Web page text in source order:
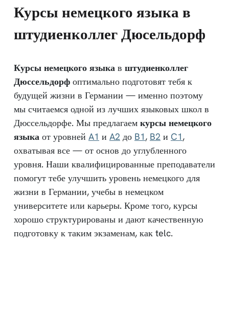
Курсы немецкого языка в
штудиенколлег Дюсельдорф
Курсы немецкого языка в штудиенколлег
Дюссельдорф оптимально подготовят тебя к
будущей жизни в Германии — именно поэтому
мы считаемся одной из лучших языковых школ в
Дюссельдорфе. Мы предлагаем курсы немецкого
языка от уровней A1 и A2 до B1, B2 и C1,
охватывая все — от основ до углубленного
уровня. Наши квалифицированные преподаватели
помогут тебе улучшить уровень немецкого для
жизни в Германии, учебы в немецком
университете или карьеры. Кроме того, курсы
хорошо структурированы и дают качественную
подготовку к таким экзаменам, как telc.